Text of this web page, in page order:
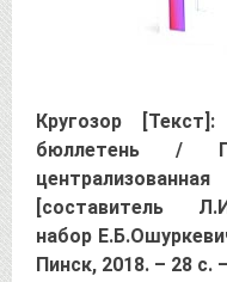
Кругозор [Текст]:
бюллетень /
[составитель
набор
Пинск, 2018. – 28 с.